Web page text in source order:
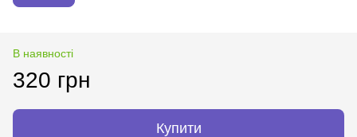
В наявності
320 грн
Купити